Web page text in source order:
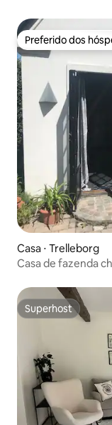
Preferido dos
Preferido dos
Casa ⋅ Trelleborg
Casa de fazenda
Superhost
Superhost